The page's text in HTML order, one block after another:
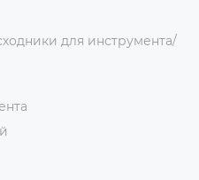
для инструмента/